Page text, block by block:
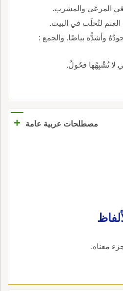
في المرعَى والمشرب.
لتُحلَب في البيت.
وأشدُّه بياضًا. والجمع :
لا تُشْبِهُها فحُولٌ.
مصطلحات عربية عامة +
معناه.